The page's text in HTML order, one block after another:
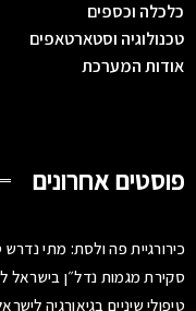
כלכלה וכספים
טכנולוגיה וסטארטאפים
אודות המערכת
פוסטים אחרונים
כירורגיית פה ולסת: מתי
סקירת מגמות נדל״ן בישראל לקיץ
טיפולי שיניים בגיאורגיה